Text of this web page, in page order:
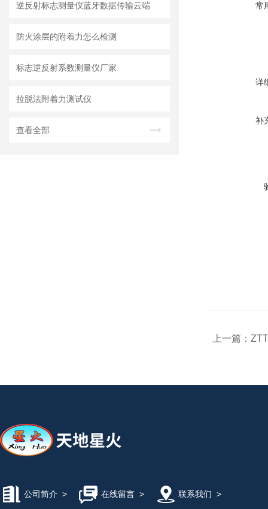
逆反射标志测量仪蓝牙数据传输云端
防火涂层的附着力怎么检测
标志逆反射系数测量仪厂家
拉脱法附着力测试仪
查看全部
常
详
补
上一篇：
公司简介 > 在线留言> 联系我们 >